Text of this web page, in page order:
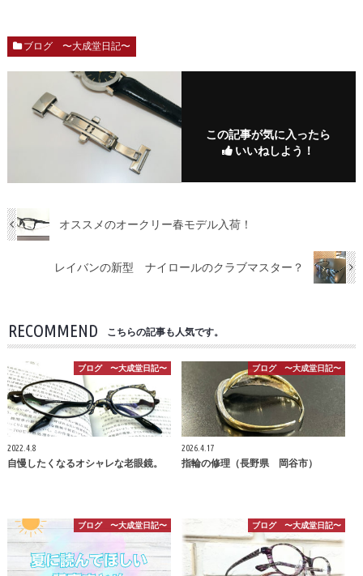
ブログ 〜大成堂日記〜
この記事が気に入ったら
いいねしよう！
オススメのオークリー春モデル入荷！
レイバンの新型 ナイロールのクラブマスター？
RECOMMEND こちらの記事も人気です。
ブログ 〜大成堂日記〜
2022.4.8
自慢したくなるオシャレな老眼鏡。
ブログ 〜大成堂日記〜
2026.4.17
指輪の修理（長野県 岡谷市）
ブログ 〜大成堂日記〜 ブログ 〜大成堂日記〜